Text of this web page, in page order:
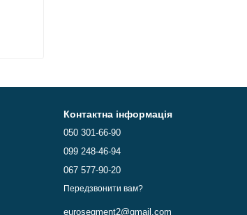
Контактна інформація
050 301-66-90
099 248-46-94
067 577-90-20
Передзвонити вам?
eurosegment2@gmail.com